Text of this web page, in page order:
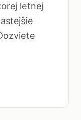
letnej